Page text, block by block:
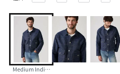
Medium Indigo - Worn In